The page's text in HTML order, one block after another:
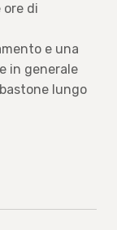
di
e una
in generale
lungo